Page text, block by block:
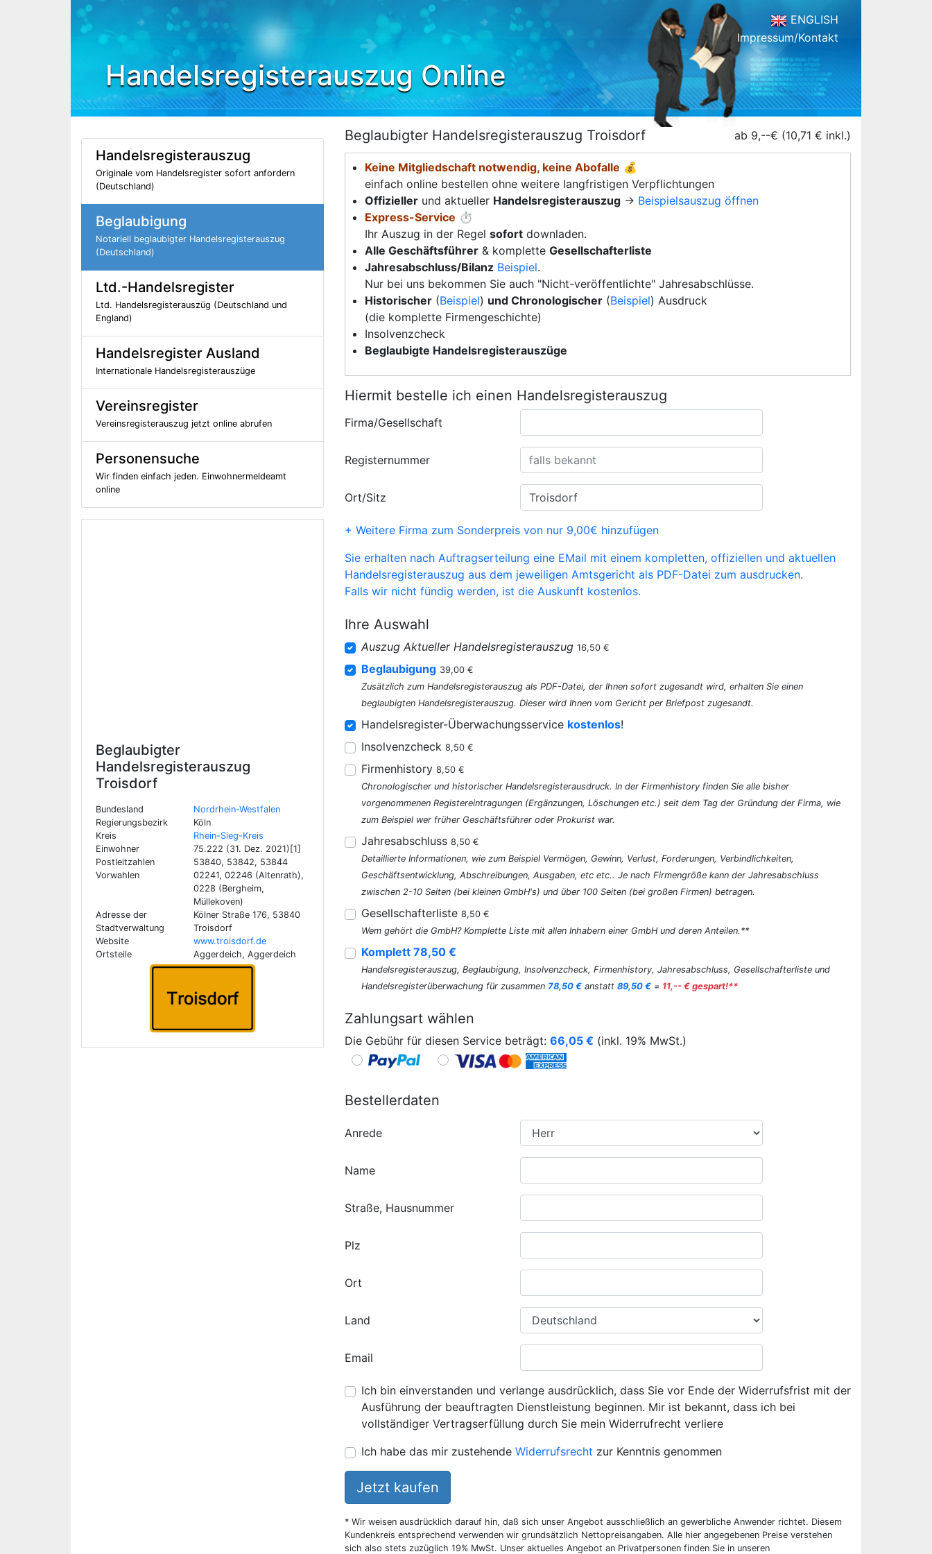
Handelsregisterauszug Online
ENGLISH
Impressum/Kontakt
Handelsregisterauszug
Originale vom Handelsregister sofort anfordern
(Deutschland)
Beglaubigung
Notariell beglaubigter Handelsregisterauszug
(Deutschland)
Ltd.-Handelsregister
Ltd. Handelsregisterauszüg (Deutschland und
England)
Handelsregister Ausland
Internationale Handelsregisterauszüge
Vereinsregister
Vereinsregisterauszug jetzt online abrufen
Personensuche
Wir finden einfach jeden. Einwohnermeldeamt
online
Beglaubigter
Handelsregisterauszug
Troisdorf
Bundesland
Nordrhein-Westfalen
Regierungsbezirk
Köln
Kreis
Rhein-Sieg-Kreis
Einwohner
75.222 (31. Dez. 2021)[1]
Postleitzahlen
53840, 53842, 53844
Vorwahlen
02241, 02246 (Altenrath),
0228 (Bergheim,
Müllekoven)
Adresse der
Stadtverwaltung
Kölner Straße 176, 53840
Troisdorf
Website
www.troisdorf.de
Ortsteile
Aggerdeich, Aggerdeich
Beglaubigter Handelsregisterauszug Troisdorf ab 9,--€ (10,71 € inkl.)
Keine Mitgliedschaft notwendig, keine Abofalle 💰
einfach online bestellen ohne weitere langfristigen Verpflichtungen
Offizieller und aktueller Handelsregisterauszug → Beispielsauszug öffnen
Express-Service ⏱️
Ihr Auszug in der Regel sofort downladen.
Alle Geschäftsführer & komplette Gesellschafterliste
Jahresabschluss/Bilanz Beispiel.
Nur bei uns bekommen Sie auch "Nicht-veröffentlichte" Jahresabschlüsse.
Historischer (Beispiel) und Chronologischer (Beispiel) Ausdruck
(die komplette Firmengeschichte)
Insolvenzcheck
Beglaubigte Handelsregisterauszüge
Hiermit bestelle ich einen Handelsregisterauszug
Firma/Gesellschaft
Registernummer
Ort/Sitz
+ Weitere Firma zum Sonderpreis von nur 9,00€ hinzufügen
Sie erhalten nach Auftragserteilung eine EMail mit einem kompletten, offiziellen und aktuellen
Handelsregisterauszug aus dem jeweiligen Amtsgericht als PDF-Datei zum ausdrucken.
Falls wir nicht fündig werden, ist die Auskunft kostenlos.
Ihre Auswahl
Auszug Aktueller Handelsregisterauszug 16,50 €
Beglaubigung 39,00 €
Zusätzlich zum Handelsregisterauszug als PDF-Datei, der Ihnen sofort zugesandt wird, erhalten Sie einen
beglaubigten Handelsregisterauszug. Dieser wird Ihnen vom Gericht per Briefpost zugesandt.
Handelsregister-Überwachungsservice kostenlos!
Insolvenzcheck 8,50 €
Firmenhistory 8,50 €
Chronologischer und historischer Handelsregisterausdruck. In der Firmenhistory finden Sie alle bisher
vorgenommenen Registereintragungen (Ergänzungen, Löschungen etc.) seit dem Tag der Gründung der Firma, wie
zum Beispiel wer früher Geschäftsführer oder Prokurist war.
Jahresabschluss 8,50 €
Detaillierte Informationen, wie zum Beispiel Vermögen, Gewinn, Verlust, Forderungen, Verbindlichkeiten,
Geschäftsentwicklung, Abschreibungen, Ausgaben, etc etc.. Je nach Firmengröße kann der Jahresabschluss
zwischen 2-10 Seiten (bei kleinen GmbH's) und über 100 Seiten (bei großen Firmen) betragen.
Gesellschafterliste 8,50 €
Wem gehört die GmbH? Komplette Liste mit allen Inhabern einer GmbH und deren Anteilen.**
Komplett 78,50 €
Handelsregisterauszug, Beglaubigung, Insolvenzcheck, Firmenhistory, Jahresabschluss, Gesellschafterliste und
Handelsregisterüberwachung für zusammen 78,50 € anstatt 89,50 € = 11,-- € gespart!**
Zahlungsart wählen
Die Gebühr für diesen Service beträgt: 66,05 € (inkl. 19% MwSt.)
Bestellerdaten
Anrede
Name
Straße, Hausnummer
Plz
Ort
Land
Email
Ich bin einverstanden und verlange ausdrücklich, dass Sie vor Ende der Widerrufsfrist mit der
Ausführung der beauftragten Dienstleistung beginnen. Mir ist bekannt, dass ich bei
vollständiger Vertragserfüllung durch Sie mein Widerrufrecht verliere
Ich habe das mir zustehende Widerrufsrecht zur Kenntnis genommen
Jetzt kaufen
* Wir weisen ausdrücklich darauf hin, daß sich unser Angebot ausschließlich an gewerbliche Anwender richtet. Diesem
Kundenkreis entsprechend verwenden wir grundsätzlich Nettopreisangaben. Alle hier angegebenen Preise verstehen
sich also stets zuzüglich 19% MwSt. Unser aktuelles Angebot an Privatpersonen finden Sie in unseren